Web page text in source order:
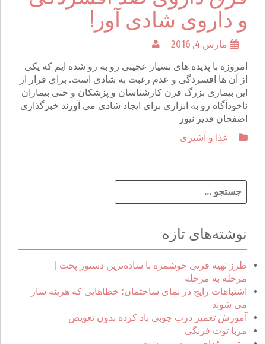
و داروی شادی آور!
مارس 4, 2016
امروزه با پدیده های بسیار عجیبی رو به رو شده ایم که یکی
از آن ها افسردگی و عدم رغبت به شادی است. برای فرار از
این بیماری بزرگ قرن کارشناسان و پزشکان و حتی بیماران
ناخودآگاه رو به ابزاری برای ایجاد شادی می آورند خبرگذاری
اصفحان قدیر نیوز
غذا و آشپزی
س
و
ب
ر
ا
ی
:
نوشته‌های تازه
طرز تهیه فرنی خوشمزه با ساده‌ترین دستور پخت |
مرحله به مرحله
اشتباهات رایج در نمای ساختمان؛ خطاهایی که هزینه ساز
می شوند
آموزش تعمیر درب چوبی باد کرده بدون تعویض
مربا توت فرنگی